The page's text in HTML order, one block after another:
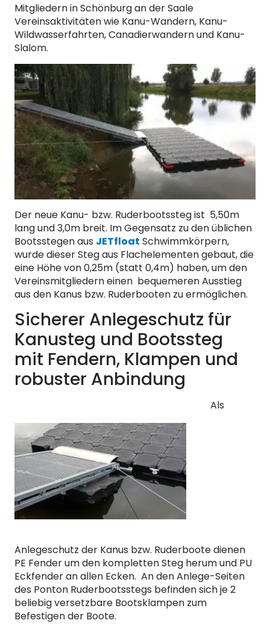
Mitgliedern in Schönburg an der Saale
Vereinsaktivitäten wie Kanu-Wandern, Kanu-
Wildwasserfahrten, Canadierwandern und Kanu-
Slalom.
Der neue Kanu- bzw. Ruderbootssteg ist 5,50m
lang und 3,0m breit. Im Gegensatz zu den üblichen
Bootsstegen aus JETfloat Schwimmkörpern,
wurde dieser Steg aus Flachelementen gebaut, die
eine Höhe von 0,25m (statt 0,4m) haben, um den
Vereinsmitgliedern einen bequemeren Ausstieg
aus den Kanus bzw. Ruderbooten zu ermöglichen.
Sicherer Anlegeschutz für
Kanusteg und Bootssteg
mit Fendern, Klampen und
robuster Anbindung
Als
Anlegeschutz der Kanus bzw. Ruderboote dienen
PE Fender um den kompletten Steg herum und PU
Eckfender an allen Ecken. An den Anlege-Seiten
des Ponton Ruderbootsstegs befinden sich je 2
beliebig versetzbare Bootsklampen zum
Befestigen der Boote.